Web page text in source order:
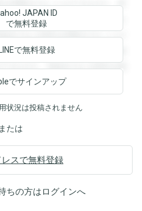
閲覧することができます。登
できます。登録すると回答を
すると回答を閲覧することが
覧することができます。登録
きます。登録すると回答を閲
JAPAN ID
で無料登録
LINEで無料登録
でサインアップ
状況は投稿されません
または
スで無料登録
ちの方はログインへ